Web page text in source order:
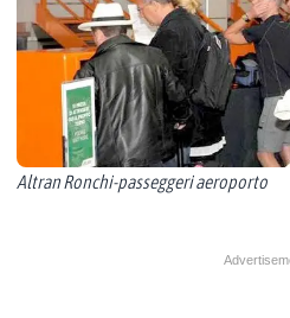
Altran Ronchi-passeggeri aeroporto